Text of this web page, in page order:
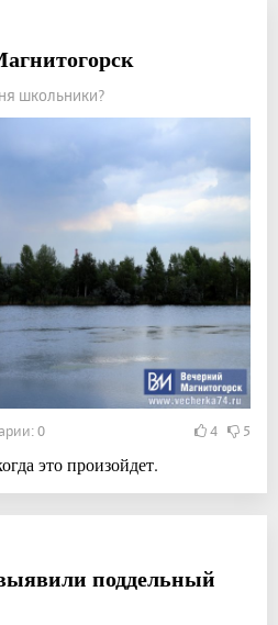
школьники?
0 4 5
это произойдет.
поддельный